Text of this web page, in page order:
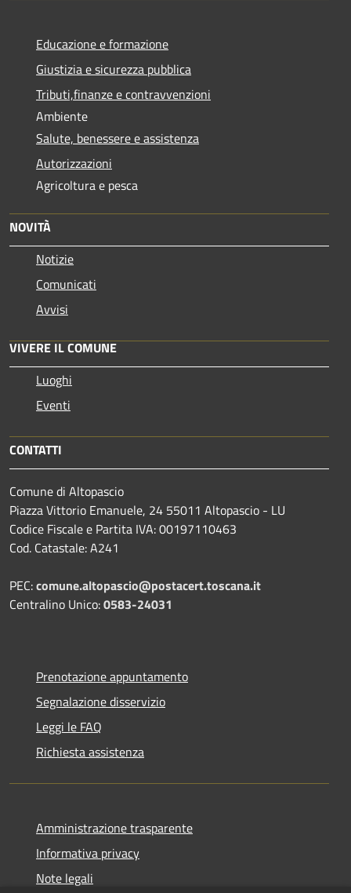
Educazione e formazione
Giustizia e sicurezza pubblica
Tributi,finanze e contravvenzioni
Ambiente
Salute, benessere e assistenza
Autorizzazioni
Agricoltura e pesca
NOVITÀ
Notizie
Comunicati
Avvisi
VIVERE IL COMUNE
Luoghi
Eventi
CONTATTI
Comune di Altopascio
Piazza Vittorio Emanuele, 24 55011 Altopascio - LU
Codice Fiscale e Partita IVA: 00197110463
Cod. Catastale: A241
PEC:comune.altopascio@postacert.toscana.it
Centralino Unico:0583-24031
Prenotazione appuntamento
Segnalazione disservizio
Leggi le FAQ
Richiesta assistenza
Amministrazione trasparente
Informativa privacy
Note legali